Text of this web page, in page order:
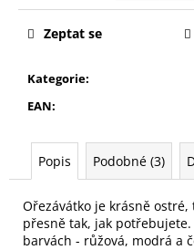
Kategorie:
EAN:
Zeptat se
Popis Podobné (3)
Ořezávátko je krásně
přesně tak, jak
barvách - růžová, modrá a
m
e
NALEPOVACÍ
UMĚLÉ
NEHTY
ACTIVE
TIPS
40